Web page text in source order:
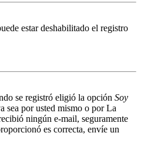
estar deshabilitado el registro
se registró eligió la opción Soy
sea por usted mismo o por La
ningún e-mail, seguramente
es correcta, envíe un